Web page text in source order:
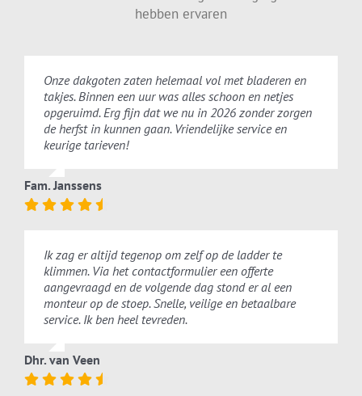
hebben ervaren
Onze dakgoten zaten helemaal vol met bladeren en
takjes. Binnen een uur was alles schoon en netjes
opgeruimd. Erg fijn dat we nu in 2026 zonder zorgen
de herfst in kunnen gaan. Vriendelijke service en
keurige tarieven!
Fam. Janssens
Ik zag er altijd tegenop om zelf op de ladder te
klimmen. Via het contactformulier een offerte
aangevraagd en de volgende dag stond er al een
monteur op de stoep. Snelle, veilige en betaalbare
service. Ik ben heel tevreden.
Dhr. van Veen